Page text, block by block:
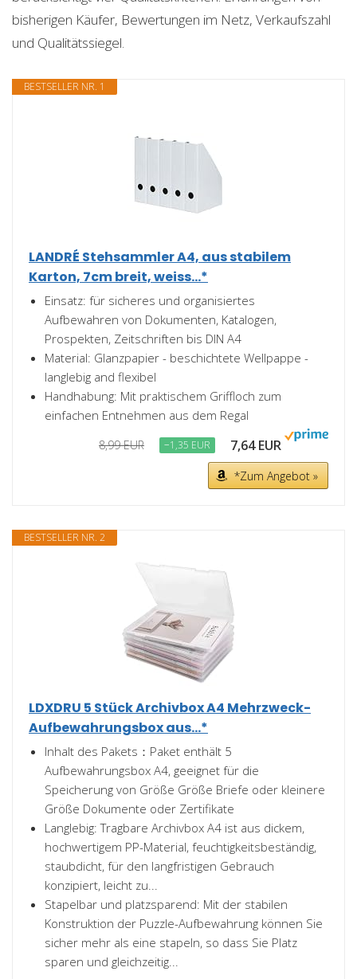
bisherigen Käufer, Bewertungen im Netz, Verkaufszahl
und Qualitätssiegel.
BESTSELLER NR. 1
LANDRÉ Stehsammler A4, aus stabilem
Karton, 7cm breit, weiss...*
Einsatz: für sicheres und organisiertes
Aufbewahren von Dokumenten, Katalogen,
Prospekten, Zeitschriften bis DIN A4
Material: Glanzpapier - beschichtete Wellpappe -
langlebig and flexibel
Handhabung: Mit praktischem Griffloch zum
einfachen Entnehmen aus dem Regal
8,99 EUR −1,35 EUR 7,64 EUR
*Zum Angebot »
BESTSELLER NR. 2
LDXDRU 5 Stück Archivbox A4 Mehrzweck-
Aufbewahrungsbox aus...*
Inhalt des Pakets：Paket enthält 5
Aufbewahrungsbox A4, geeignet für die
Speicherung von Größe Größe Briefe oder kleinere
Größe Dokumente oder Zertifikate
Langlebig: Tragbare Archivbox A4 ist aus dickem,
hochwertigem PP-Material, feuchtigkeitsbeständig,
staubdicht, für den langfristigen Gebrauch
konzipiert, leicht zu...
Stapelbar und platzsparend: Mit der stabilen
Konstruktion der Puzzle-Aufbewahrung können Sie
sicher mehr als eine stapeln, so dass Sie Platz
sparen und gleichzeitig...